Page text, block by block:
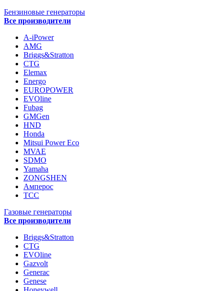
Бензиновые генераторы
Все производители
A-iPower
AMG
Briggs&Stratton
CTG
Elemax
Energo
EUROPOWER
EVOline
Fubag
GMGen
HND
Honda
Mitsui Power Eco
MVAE
SDMO
Yamaha
ZONGSHEN
Амперос
ТСС
Газовые генераторы
Все производители
Briggs&Stratton
CTG
EVOline
Gazvolt
Generac
Genese